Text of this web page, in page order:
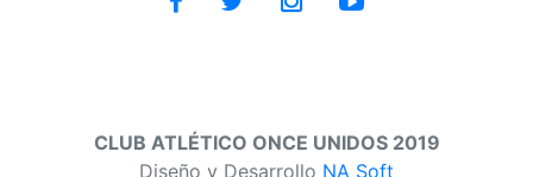
CLUB ATLÉTICO ONCE UNIDOS 2019
Diseño y Desarrollo NA Soft